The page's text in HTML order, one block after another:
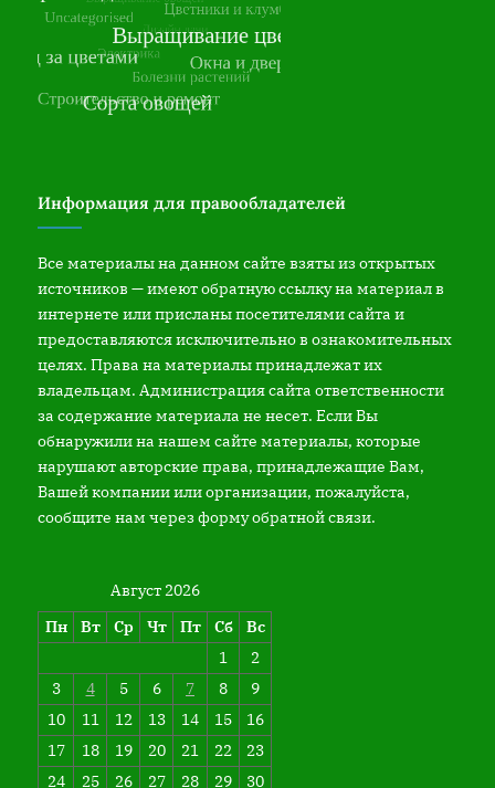
Информация для правообладателей
Все материалы на данном сайте взяты из открытых
источников — имеют обратную ссылку на материал в
интернете или присланы посетителями сайта и
предоставляются исключительно в ознакомительных
целях. Права на материалы принадлежат их
владельцам. Администрация сайта ответственности
за содержание материала не несет. Если Вы
обнаружили на нашем сайте материалы, которые
нарушают авторские права, принадлежащие Вам,
Вашей компании или организации, пожалуйста,
сообщите нам через форму обратной связи.
Август 2026
Пн
Вт Ср Чт Пт Сб
Вс
1
2
3
4 5 6 7 8
9
10
11 12 13 14 15
16
17
18 19 20 21 22
23
24
25 26 27 28 29 30